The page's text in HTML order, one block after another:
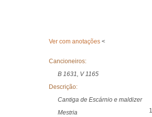
Ver com anotações <
Cancioneiros:
B 1631, V 1165
Descrição:
Cantiga de Escárnio e maldizer
Mestria